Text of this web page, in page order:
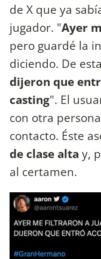
de X que ya
jugador. "Ayer
pero guardé la
diciendo. De
dijeron que
casting". El
con otra
contacto. Éste
de clase alta y,
al certamen.